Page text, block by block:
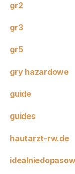
gr2
gr3
gr5
gry hazardowe
guide
guides
hautarzt-rw.de